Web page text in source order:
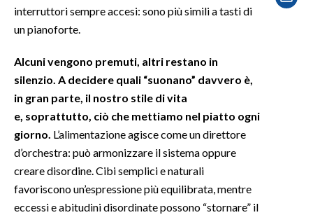
SALUTE
SARDI NEL MONDO
NOTIZIE
EVENTI
#CARAUNIONE
3 MINUTI CON
interruttori sempre accesi: sono più simili a tasti di
un pianoforte.
Alcuni vengono premuti, altri restano in
silenzio. A decidere quali “suonano” davvero è,
in gran parte, il nostro stile di vita
e, soprattutto, ciò che mettiamo nel piatto ogni
giorno. L’alimentazione agisce come un direttore
d’orchestra: può armonizzare il sistema oppure
creare disordine. Cibi semplici e naturali
favoriscono un’espressione più equilibrata, mentre
eccessi e abitudini disordinate possono “stornare” il